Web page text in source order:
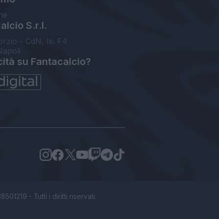
S.r.l.
- CdN, Is. F4
su Fantacalcio?
- Tutti i diritti riservati.